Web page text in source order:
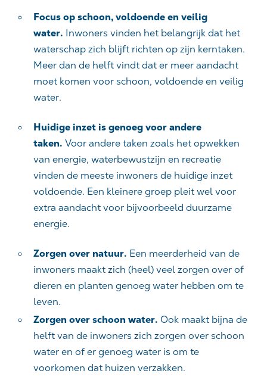
Focus op schoon, voldoende en veilig
water. Inwoners vinden het belangrijk dat het
waterschap zich blijft richten op zijn kerntaken.
Meer dan de helft vindt dat er meer aandacht
moet komen voor schoon, voldoende en veilig
water.
Huidige inzet is genoeg voor andere
taken. Voor andere taken zoals het opwekken
van energie, waterbewustzijn en recreatie
vinden de meeste inwoners de huidige inzet
voldoende. Een kleinere groep pleit wel voor
extra aandacht voor bijvoorbeeld duurzame
energie.
Zorgen over natuur. Een meerderheid van de
inwoners maakt zich (heel) veel zorgen over of
dieren en planten genoeg water hebben om te
leven.
Zorgen over schoon water. Ook maakt bijna de
helft van de inwoners zich zorgen over schoon
water en of er genoeg water is om te
voorkomen dat huizen verzakken.